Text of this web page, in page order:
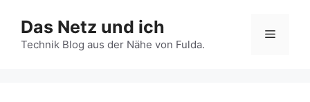
Inhalt
springen
Das Netz und ich
Technik Blog aus der Nähe von Fulda.
Menü